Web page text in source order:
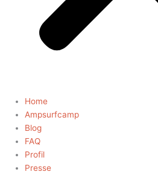
Home
Ampsurfcamp
Blog
FAQ
Profil
Presse